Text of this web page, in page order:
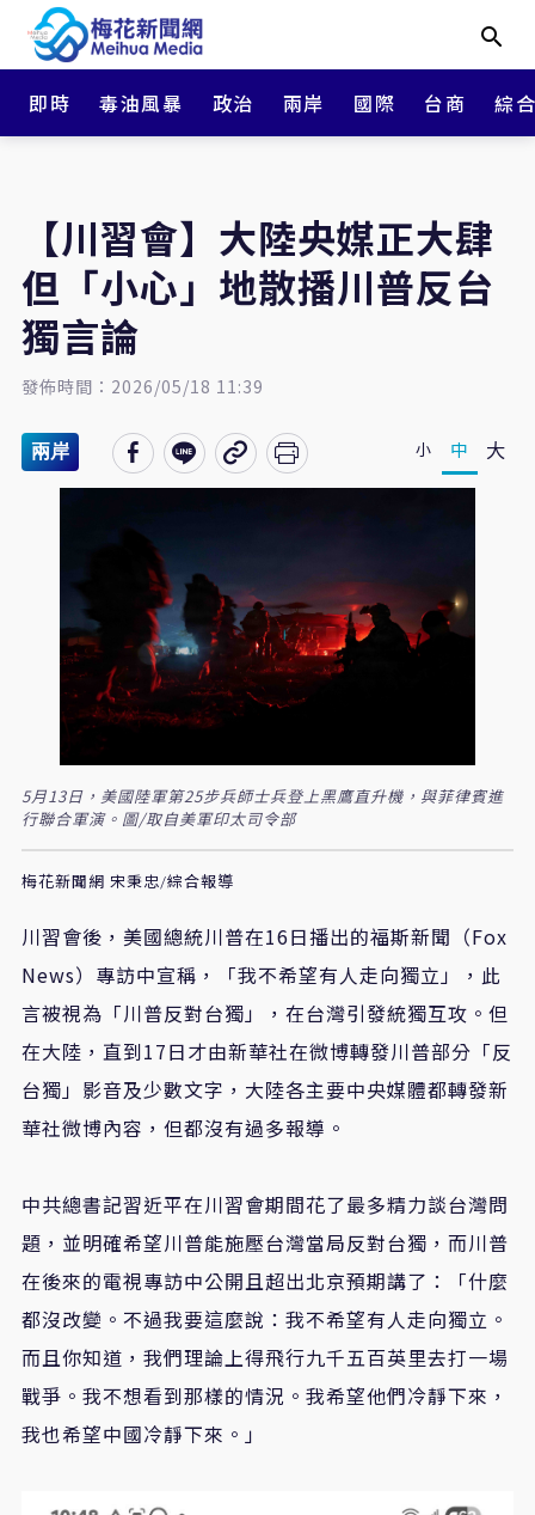
即時 毒油風暴 政治 兩岸 國際 台商 綜
【川習會】大陸央媒正大肆
但「小心」地散播川普反台
獨言論
發佈時間：2026/05/18 11:39
兩岸 小 中 大
5月13日，美國陸軍第25步兵師士兵登上黑鷹直升機，與菲律賓進
行聯合軍演。圖/取自美軍印太司令部
梅花新聞網 宋秉忠/綜合報導
川習會後，美國總統川普在16日播出的福斯新聞（Fox
News）專訪中宣稱，「我不希望有人走向獨立」，此
言被視為「川普反對台獨」，在台灣引發統獨互攻。但
在大陸，直到17日才由新華社在微博轉發川普部分「反
台獨」影音及少數文字 ，大陸各主要中央媒體都轉發新
華社微博內容，但都沒有過多報導。
中共總書記習近平在川習會期間花了最多精力談台灣問
題，並明確希望川普能施壓台灣當局反對台獨，而川普
在後來的電視專訪中公開且超出北京預期講了：「什麼
都沒改變。不過我要這麼說：我不希望有人走向獨立。
而且你知道，我們理論上得飛行九千五百英里去打一場
戰爭。我不想看到那樣的情況。我希望他們冷靜下來，
我也希望中國冷靜下來。」